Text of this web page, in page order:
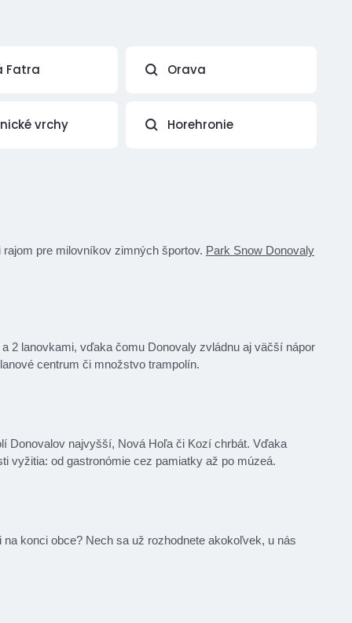
Fatra Orava
vrchy Horehronie
pre milovníkov zimných športov. Park Snow Donovaly
2 lanovkami, vďaka čomu Donovaly zvládnu aj väčší nápor
centrum či množstvo trampolín.
Donovalov najvyšší, Nová Hoľa či Kozí chrbát. Vďaka
vyžitia: od gastronómie cez pamiatky až po múzeá.
konci obce? Nech sa už rozhodnete akokoľvek, u nás